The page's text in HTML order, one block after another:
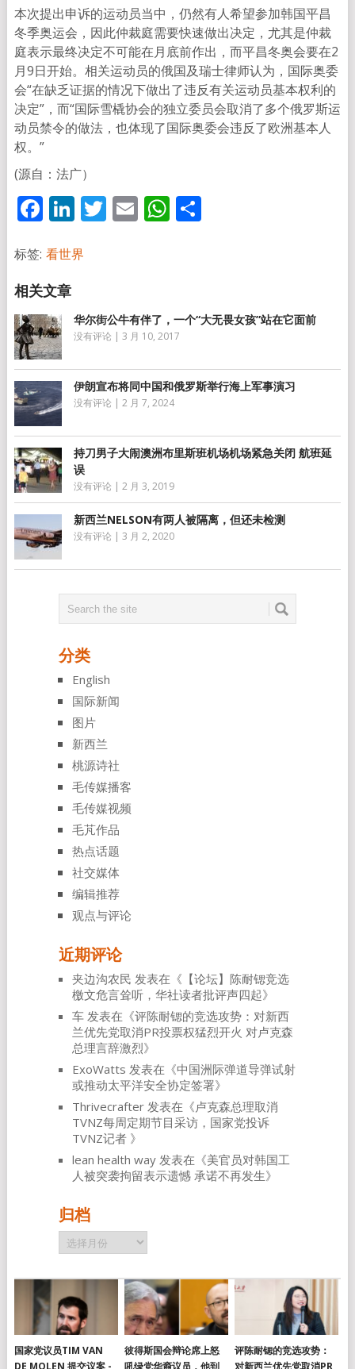
本次提出申诉的运动员当中，仍然有人希望参加韩国平昌
冬季奥运会，因此仲裁庭需要快速做出决定，尤其是仲裁
庭表示最终决定不可能在月底前作出，而平昌冬奥会要在2
月9日开始。相关运动员的俄国及瑞士律师认为，国际奥委
会“在缺乏证据的情况下做出了违反有关运动员基本权利的
决定”，而“国际雪橇协会的独立委员会取消了多个俄罗斯运
动员禁令的做法，也体现了国际奥委会违反了欧洲基本人
权。”
(源自：法广）
Facebook
LinkedIn
Twitter
EmailWhatsApp
分
标签: 看世界
华尔街公牛有伴了，一个“大无畏女孩”站在它面前
没有评论 | 3 月 10, 2017
伊朗宣布将同中国和俄罗斯举行海上军事演习
没有评论 | 2 月 7, 2024
持刀男子大闹澳洲布里斯班机场机场紧急关闭 航班延
误
没有评论 | 2 月 3, 2019
新西兰NELSON有两人被隔离，但还未检测
没有评论 | 3 月 2, 2020
分类
English
国际新闻
图片
新西兰
桃源诗社
毛传媒播客
毛传媒视频
毛芃作品
热点话题
社交媒体
编辑推荐
观点与评论
近期评论
夹边沟农民 发表在《 【论坛】陈耐锶竞选
檄文危言耸听，华社读者批评声四起》
车发表在《评陈耐锶的竞选攻势：对新西
兰优先党取消PR投票权猛烈开火 对卢克森
总理言辞激烈》
ExoWatts 发表在《中国洲际弹道导弹试射
或推动太平洋安全协定签署》
Thrivecrafter发表在《卢克森总理取消
TVNZ每周定期节目采访，国家党投诉
TVNZ记者 》
lean health way发表在《美官员对韩国工
人被突袭拘留表示遗憾 承诺不再发生》
归档
归
档
国家党议员TIM VAN
彼得斯国会辩论席上怒
评陈耐锶的竞选攻势：